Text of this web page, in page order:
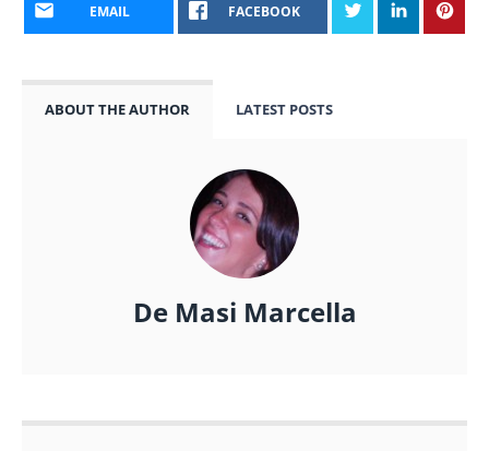
EMAIL FACEBOOK
ABOUT THE AUTHOR LATEST POSTS
De Masi Marcella